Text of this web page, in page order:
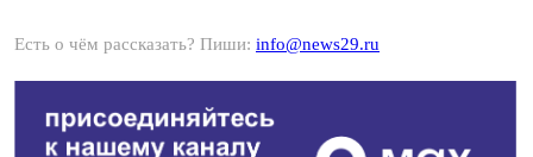
Есть о чём рассказать? Пиши: info@news29.ru